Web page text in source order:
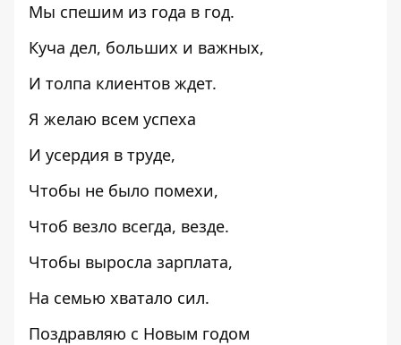
Мы спешим из года в год.
Куча дел, больших и важных,
И толпа клиентов ждет.
Я желаю всем успеха
И усердия в труде,
Чтобы не было помехи,
Чтоб везло всегда, везде.
Чтобы выросла зарплата,
На семью хватало сил.
Поздравляю с Новым годом